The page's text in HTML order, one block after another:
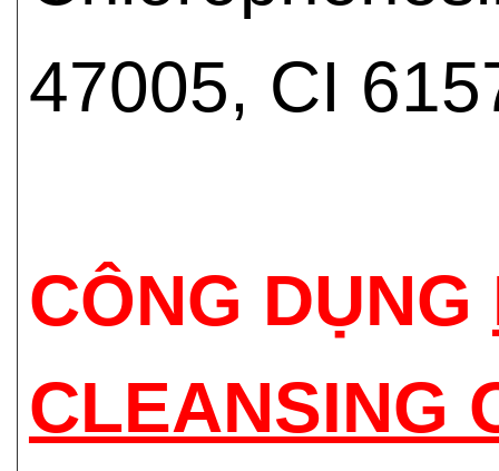
47005, CI
CÔNG DỤNG
CLEANSING